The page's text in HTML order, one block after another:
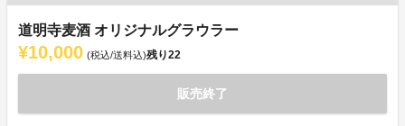
道明寺麦酒 オリジナルグラウラー
¥10,000 (税込/送料込)残り22
販売終了